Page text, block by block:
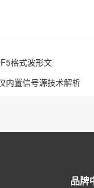
格式波形文
内置信号源技术解析
品牌